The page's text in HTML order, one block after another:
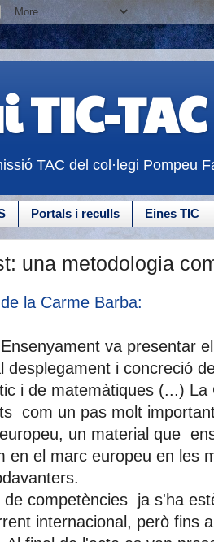
TIC-TAC
TAC del col·legi Pompeu
Portals i reculls Eines TIC
una metodologia
de la Carme Barba:
va presentar
desplegament i concreció
i de matemàtiques (...) La
com un pas molt
un material que
en el marc europeu en les
de competències ja s'ha
internacional, però fins